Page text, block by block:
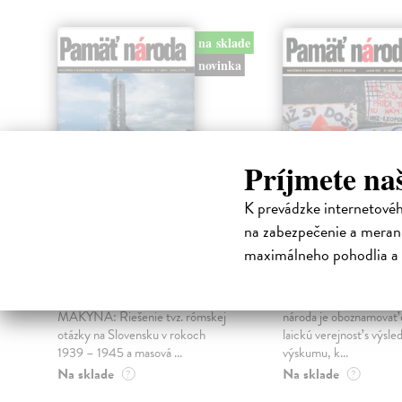
Príjmete
K prevádzke
na zabezpečenie a
maximálneho pohodlia
na sklade
novinka
MAKYNA: Riešenie tvz. rómskej
otázky na Slovensku v rokoch
1939 – 1945 a masová ...
Na sklade ?
Pamäť národa
3/2025
národa je
laickú verejnosť s
výskumu, k...
Na sklade ?